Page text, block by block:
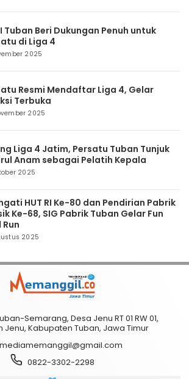
Tuban Beri Dukungan Penuh untuk
di Liga 4
2025
Resmi Mendaftar Liga 4, Gelar
Terbuka
2025
Liga 4 Jatim, Persatu Tuban Tunjuk
Anam sebagai Pelatih Kepala
2025
HUT RI Ke-80 dan Pendirian Pabrik
Ke-68, SIG Pabrik Tuban Gelar Fun
2025
Semarang, Desa Jenu RT 01 RW 01,
Jenu, Kabupaten Tuban, Jawa Timur
mediamemanggil@gmail.com
0822-3302-2298